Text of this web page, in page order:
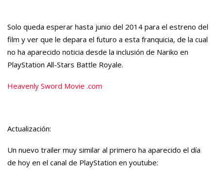
Solo queda esperar hasta junio del 2014 para el estreno del
film y ver que le depara el futuro a esta franquicia, de la cual
no ha aparecido noticia desde la inclusión de Nariko en
PlayStation All-Stars Battle Royale.
Heavenly Sword Movie .com
Actualización:
Un nuevo trailer muy similar al primero ha aparecido el día
de hoy en el canal de PlayStation en youtube: